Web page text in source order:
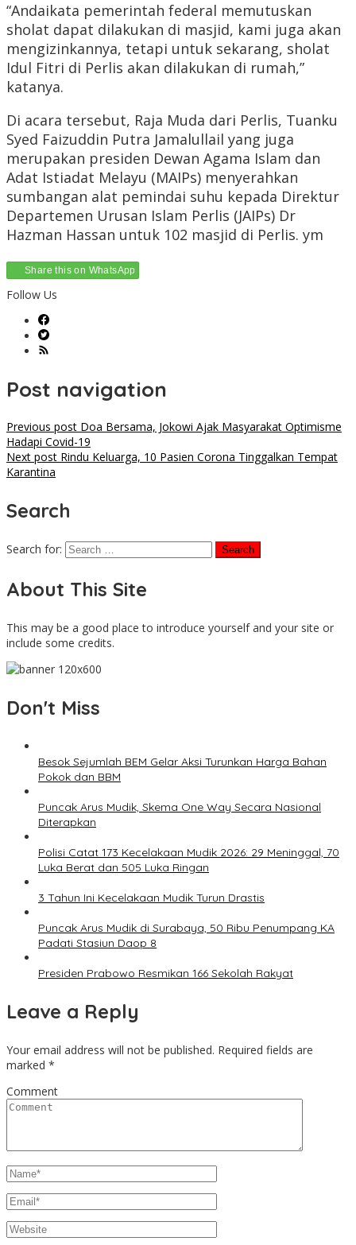
“Andaikata pemerintah federal memutuskan
sholat dapat dilakukan di masjid, kami juga akan
mengizinkannya, tetapi untuk sekarang, sholat
Idul Fitri di Perlis akan dilakukan di rumah,”
katanya.
Di acara tersebut, Raja Muda dari Perlis, Tuanku
Syed Faizuddin Putra Jamalullail yang juga
merupakan presiden Dewan Agama Islam dan
Adat Istiadat Melayu (MAIPs) menyerahkan
sumbangan alat pemindai suhu kepada Direktur
Departemen Urusan Islam Perlis (JAIPs) Dr
Hazman Hassan untuk 102 masjid di Perlis. ym
Share this on WhatsApp
Follow Us
Post navigation
Previous post Doa Bersama, Jokowi Ajak Masyarakat Optimisme
Hadapi Covid-19
Next post Rindu Keluarga, 10 Pasien Corona Tinggalkan Tempat
Karantina
Search
Search for:
About This Site
This may be a good place to introduce yourself and your site or
include some credits.
Don't Miss
Besok Sejumlah BEM Gelar Aksi Turunkan Harga Bahan
Pokok dan BBM
Puncak Arus Mudik, Skema One Way Secara Nasional
Diterapkan
Polisi Catat 173 Kecelakaan Mudik 2026: 29 Meninggal, 70
Luka Berat dan 505 Luka Ringan
3 Tahun Ini Kecelakaan Mudik Turun Drastis
Puncak Arus Mudik di Surabaya, 50 Ribu Penumpang KA
Padati Stasiun Daop 8
Presiden Prabowo Resmikan 166 Sekolah Rakyat
Leave a Reply
Your email address will not be published. Required fields are
marked *
Comment